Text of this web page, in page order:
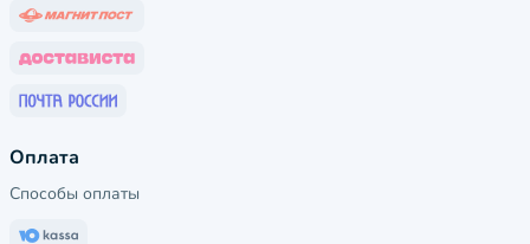
Оплата
Способы оплаты